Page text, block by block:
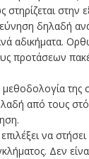
στην
δηλαδή
αδικήματα.
προτάσεων
μεθοδολογία της
από τους
να
Δεν